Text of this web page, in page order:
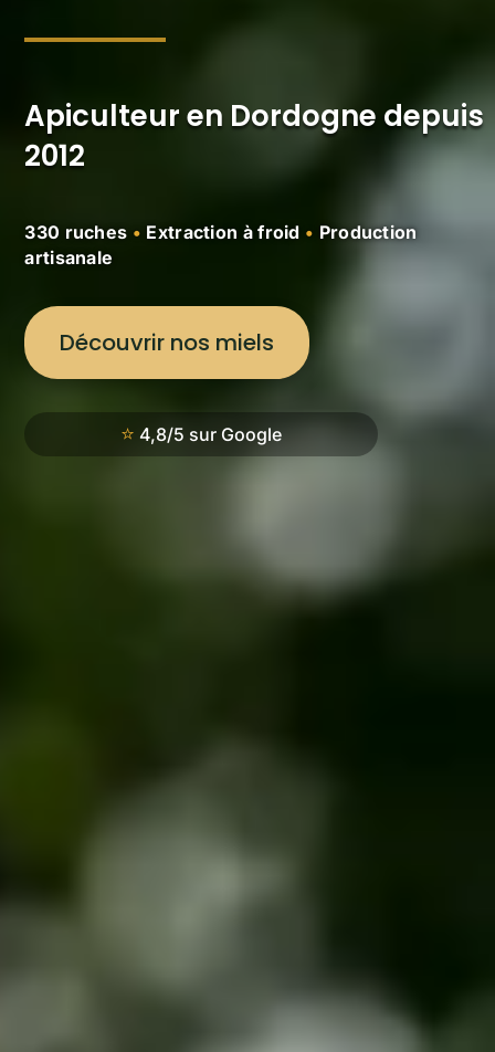
Apiculteur en Dordogne depuis
2012
330 ruches • Extraction à froid • Production
artisanale
Découvrir nos miels
⭐ 4,8/5 sur Google